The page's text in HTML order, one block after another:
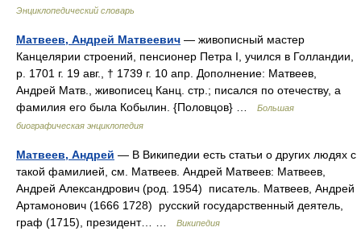
Энциклопедический словарь
Матвеев, Андрей Матвеевич — живописный мастер
Канцелярии строений, пенсионер Петра I, учился в Голландии,
р. 1701 г. 19 авг., † 1739 г. 10 апр. Дополнение: Матвеев,
Андрей Матв., живописец Канц. стр.; писался по отечеству, а
фамилия его была Кобылин. {Половцов} …
Большая
биографическая энциклопедия
Матвеев, Андрей — В Википедии есть статьи о других людях с
такой фамилией, см. Матвеев. Андрей Матвеев: Матвеев,
Андрей Александрович (род. 1954) писатель. Матвеев, Андрей
Артамонович (1666 1728) русский государственный деятель,
граф (1715), президент… …
Википедия